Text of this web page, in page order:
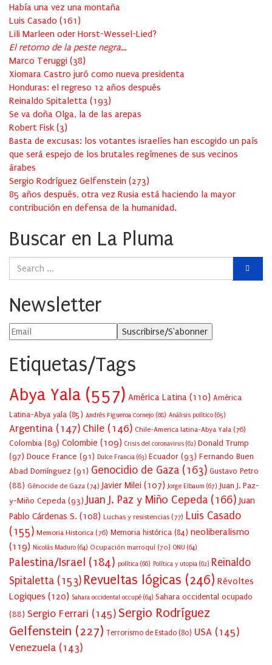
Había una vez una montaña
Luis Casado (161 )
Lili Marleen oder Horst-Wessel-Lied?
El retorno de la peste negra…
Marco Teruggi (38)
Xiomara Castro juró como nueva presidenta
Honduras: el regreso 12 años después
Reinaldo Spitaletta (193)
Se va doña Olga, la de las arepas
Robert Fisk (3)
Basta de excusas: los votantes israelíes han escogido un país
que será espejo de los brutales regímenes de sus vecinos
árabes
Sergio Rodríguez Gelfenstein (273)
85 años después, otra vez Rusia está haciendo la mayor
contribución en defensa de la humanidad.
Buscar en La Pluma
Newsletter
Etiquetas/Tags
Abya Yala (557) América Latina (110) América
Latina-Abya yala (85) Andrés Figueroa Cornejo (68) Análisis político (65)
Argentina (147) Chile (146) Chile-America latina-Abya Yala (76)
Colombia (89) Colombie (109) Crisis del coronavirus (62) Donald Trump
(97) Douce France (91) Dulce Francia (63) Ecuador (93) Fernando Buen
Abad Domínguez (91) Genocidio de Gaza (163) Gustavo Petro
(88) Génocide de Gaza (74) Javier Milei (107) Jorge Elbaum (67) Juan J. Paz-
y-Miño Cepeda (93) Juan J. Paz y Miño Cepeda (166) Juan
Pablo Cárdenas S. (108) Luchas y resistencias (77) Luis Casado
(155) Memoria Historica (76) Memoria histórica (84) neoliberalismo
(119) Nicolás Maduro (64) Ocupación marroquí (70) ONU (64)
Palestina/Israel (184) política (66) Política y utopia (62) Reinaldo
Spitaletta (153) Revueltas lógicas (246) Révoltes
Logiques (120) Sahara occidental occupé (64) Sahara occidental ocupado
(88) Sergio Ferrari (145) Sergio Rodríguez
Gelfenstein (227) Terrorismo de Estado (80) USA (145)
Venezuela (143)